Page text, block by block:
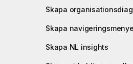
Skapa
Skapa
Skapa NL insights